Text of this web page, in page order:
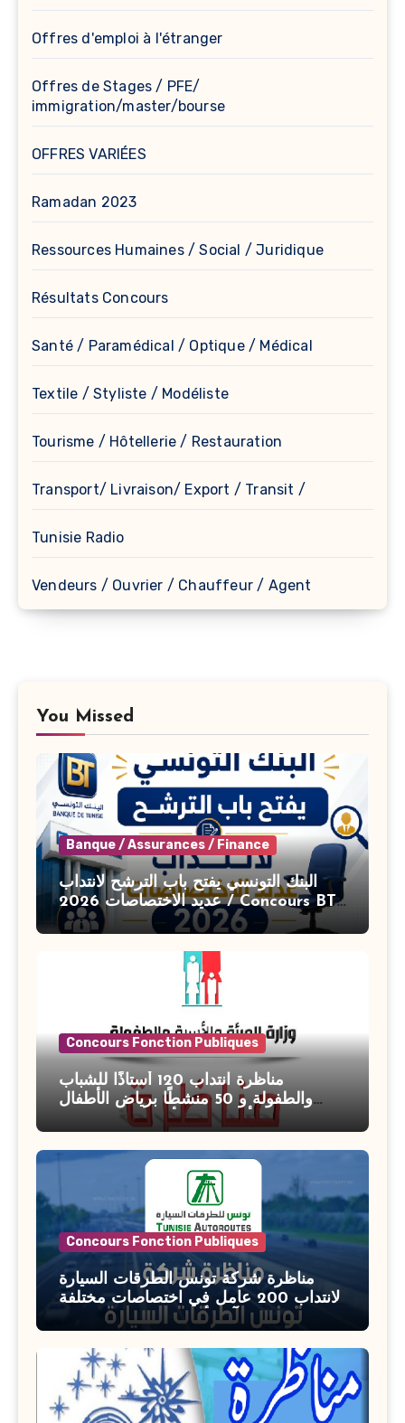
Offres d'emploi à l'étranger
Offres de Stages / PFE/
immigration/master/bourse
OFFRES VARIÉES
Ramadan 2023
Ressources Humaines / Social / Juridique
Résultats Concours
Santé / Paramédical / Optique / Médical
Textile / Styliste / Modéliste
Tourisme / Hôtellerie / Restauration
Transport/ Livraison/ Export / Transit /
Tunisie Radio
Vendeurs / Ouvrier / Chauffeur / Agent
You Missed
Banque / Assurances / Finance
البنك التونسي يفتح باب الترشح لانتداب
عديد الاختصاصات 2026 / Concours BT
Banque de Tunisie 2026
Concours Fonction Publiques
مناظرة انتداب 120 أستاذًا للشباب
والطفولة و 50 منشطًا برياض الأطفال
بوزارة الأسرة والمرأة والطفولة وكبار
Concours Fonction Publiques
مناظرة شركة تونس الطرقات السيارة
لانتداب 200 عامل في اختصاصات مختلفة
آخر أجل : 21 جويلية 2026